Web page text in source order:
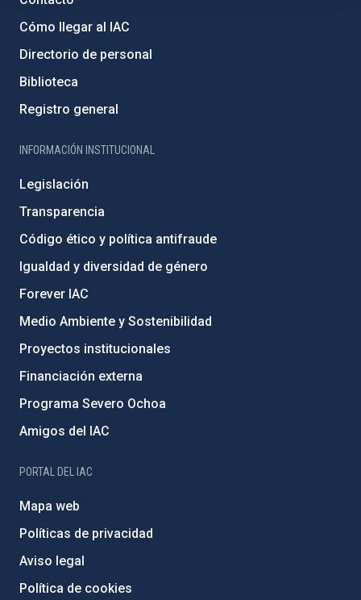
Cómo llegar al IAC
Directorio de personal
Biblioteca
Registro general
INFORMACIÓN INSTITUCIONAL
Legislación
Transparencia
Código ético y política antifraude
Igualdad y diversidad de género
Forever IAC
Medio Ambiente y Sostenibilidad
Proyectos institucionales
Financiación externa
Programa Severo Ochoa
Amigos del IAC
PORTAL DEL IAC
Mapa web
Políticas de privacidad
Aviso legal
Política de cookies